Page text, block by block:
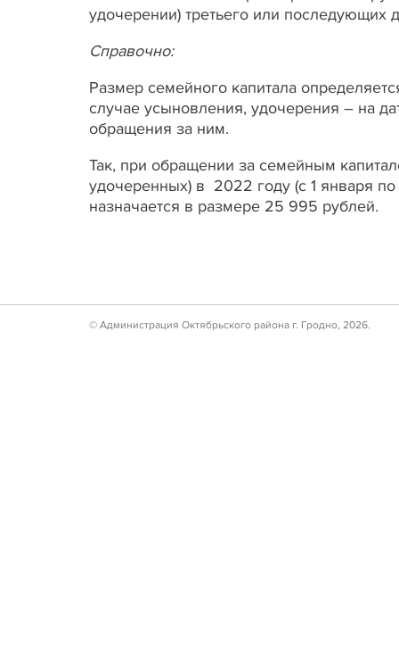
удочерении) третьего или последующих
Справочно:
Размер семейного капитала
случае усыновления, удочерения – на
обращения за ним.
Так, при обращении за семейным
удочеренных) в 2022 году (с 1 января
назначается в размере 25 995 рублей.
© Администрация Октябрьского района г. Гродно, 2026.